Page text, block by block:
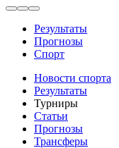
Результаты
Прогнозы
Спорт
Новости спорта
Результаты
Турниры
Статьи
Прогнозы
Трансферы